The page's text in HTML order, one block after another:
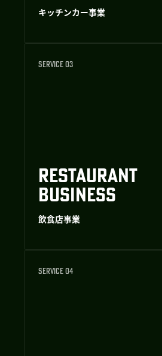
キッチンカー事業
SERVICE 03
RESTAURANT
BUSINESS
飲食店事業
SERVICE 04